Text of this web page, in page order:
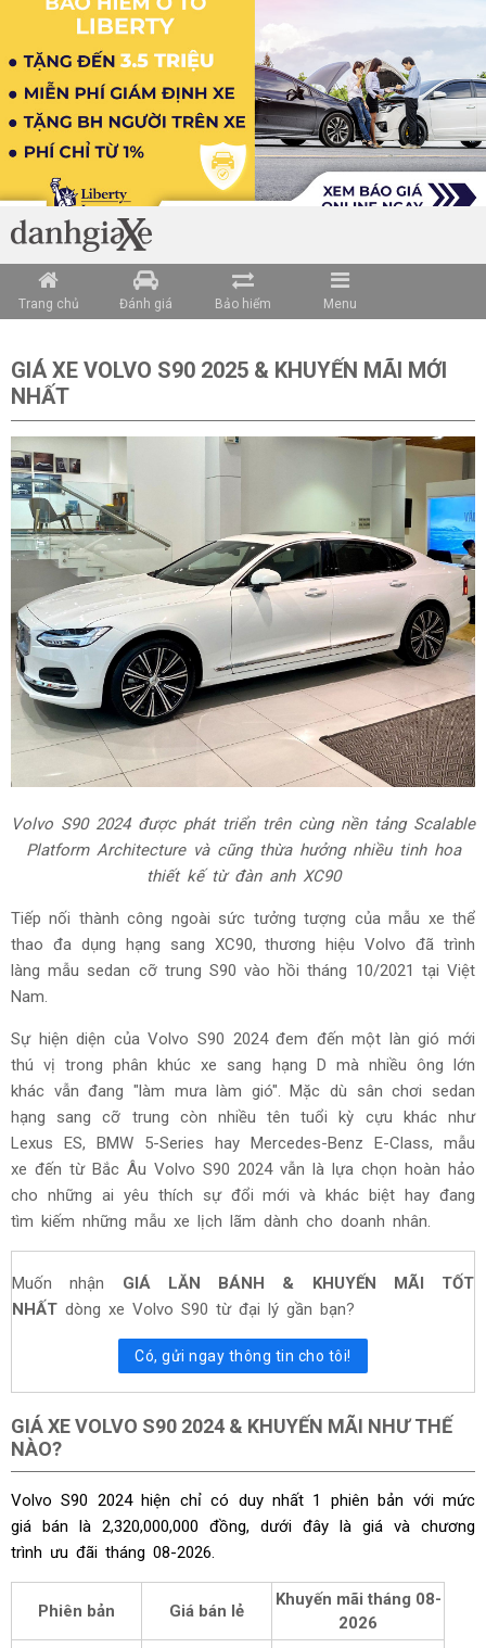
Trang chủ Đánh giá Bảo hiểm Menu
GIÁ XE VOLVO S90 2025 & KHUYẾN MÃI MỚI
NHẤT
Volvo S90 2024 được phát triển trên cùng nền tảng Scalable
Platform Architecture và cũng thừa hưởng nhiều tinh hoa
thiết kế từ đàn anh XC90
Tiếp nối thành công ngoài sức tưởng tượng của mẫu xe thể
thao đa dụng hạng sang XC90, thương hiệu Volvo đã trình
làng mẫu sedan cỡ trung S90 vào hồi tháng 10/2021 tại Việt
Nam.
Sự hiện diện của Volvo S90 2024 đem đến một làn gió mới
thú vị trong phân khúc xe sang hạng D mà nhiều ông lớn
khác vẫn đang "làm mưa làm gió". Mặc dù sân chơi sedan
hạng sang cỡ trung còn nhiều tên tuổi kỳ cựu khác như
Lexus ES, BMW 5-Series hay Mercedes-Benz E-Class, mẫu
xe đến từ Bắc Âu Volvo S90 2024 vẫn là lựa chọn hoàn hảo
cho những ai yêu thích sự đổi mới và khác biệt hay đang
tìm kiếm những mẫu xe lịch lãm dành cho doanh nhân.
Muốn nhận GIÁ LĂN BÁNH & KHUYẾN MÃI TỐT
NHẤT dòng xe Volvo S90 từ đại lý gần bạn?
Có, gửi ngay thông tin cho tôi!
GIÁ XE VOLVO S90 2024 & KHUYẾN MÃI NHƯ THẾ
NÀO?
Volvo S90 2024 hiện chỉ có duy nhất 1 phiên bản với mức
giá bán là 2,320,000,000 đồng, dưới đây là giá và chương
trình ưu đãi tháng 08-2026.
Phiên bản Giá bán lẻ
Khuyến mãi tháng 08-
2026